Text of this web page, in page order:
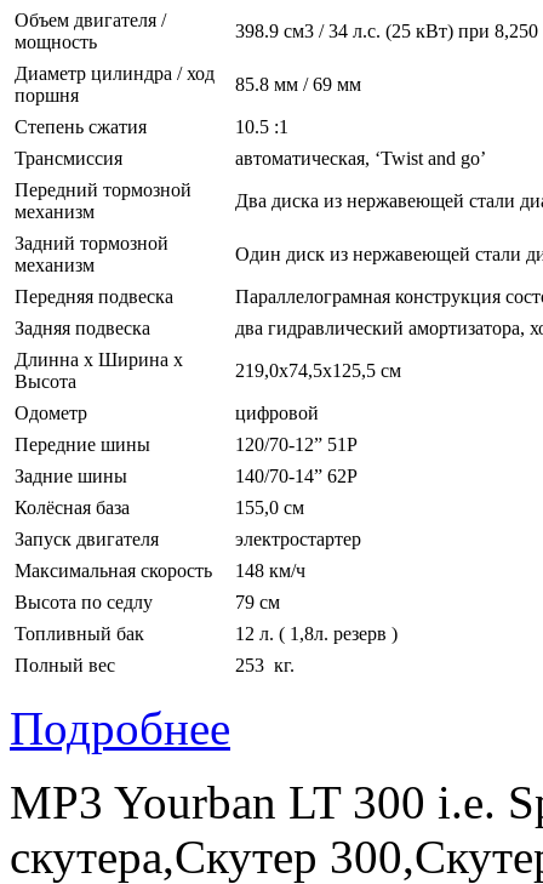
Объем двигателя /
мощность
398.9 см3 / 34 л.с. (25 кВт) при
Диаметр цилиндра / ход
поршня
85.8 мм / 69 мм
Степень сжатия
10.5 :1
Трансмиссия
автоматическая, ‘Twist and go’
Передний тормозной
механизм
Два диска из нержавеющей стали
Задний тормозной
механизм
Один диск из нержавеющей стали
Передняя подвеска
Параллелограмная конструкция
Задняя подвеска
два гидравлический амортизатора,
Длинна х Ширина х
Высота
219,0х74,5х125,5 см
Одометр
цифровой
Передние шины
120/70-12” 51P
Задние шины
140/70-14” 62P
Колёсная база
155,0 см
Запуск двигателя
электростартер
Максимальная скорость
148 км/ч
Высота по седлу
79 см
Топливный бак
12 л. ( 1,8л. резерв )
Полный вес
253 кг.
Подробнее
MP3 Yourban LT 300 i.e.
скутера,Скутер